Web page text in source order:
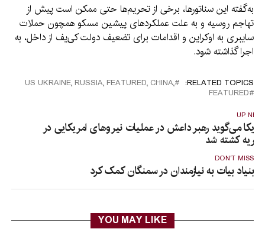
به‌گفته این سناتورها، برخی از تحریم‌ها حتی ممکن است پیش از
تهاجم روسیه و به علت عملکردهای پیشین مسکو همچون حملات
سایبری به اوکراین و اقدامات برای تضعیف دولت کی‌یف از داخل، به
اجرا گذاشته شود.
RELATED TOPICS:
CHINA٬ FEATURED٬ RUSSIA٬ UKRAINE٬ US
FEATURED
UP
می‌گوید رهبر داعش در عملیات نیروهای امریکایی در
کشته شد
DON'T MISS
بنیاد بیات به نیازمندان در سمنگان کمک کرد
YOU MAY LIKE